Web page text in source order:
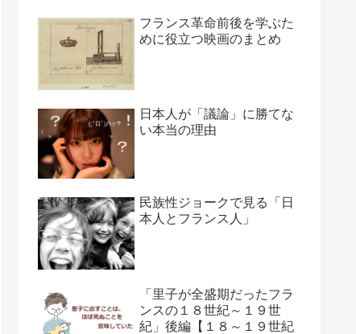
フランス革命前後を学ぶた
めに役立つ映画のまとめ
日本人が「議論」に勝てな
い本当の理由
民族性ジョークで見る「日
本人とフランス人」
「里子が全盛期だったフラ
ンスの１８世紀～１９世
紀」後編【１８～１９世紀